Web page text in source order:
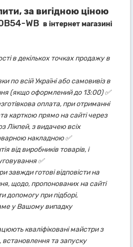
за вигідною ціною
WB в інтернет магазині
в декількох точках продажу в
по всій Україні або самовивіз в
(якщо оформлений до 13:00) ✅
оплата, при отриманні
карткою прямо на сайті через
Лікпей, з видачею всіх
накладною ✅
від виробників товарів, і
✅
завжди готові відповісти на
щодо, пропонованих на сайті
допомогу при підборі,
у Вашому випадку
кваліфіковані майстри з
та запуску